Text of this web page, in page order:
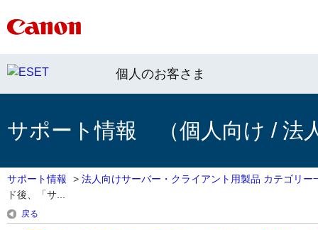
個人のお客さま
サポート情報 （個人向け / 法
サポート情報 > 法人向けサーバー・クライアント用製品 カテゴリー
ド後、「サ...
戻る